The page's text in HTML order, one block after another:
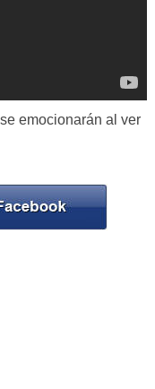
emocionarán al ver